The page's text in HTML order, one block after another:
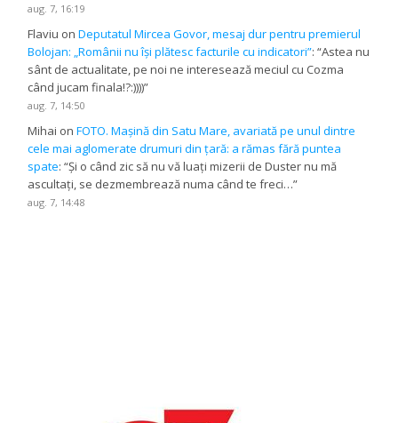
aug. 7, 16:19
Flaviu onDeputatul Mircea Govor, mesaj dur pentru premierul
Bolojan: „Românii nu își plătesc facturile cu indicatori”: “Astea nu
sânt de actualitate, pe noi ne interesează meciul cu Cozma
când jucam finala!?:))))”
aug. 7, 14:50
Mihai onFOTO. Mașină din Satu Mare, avariată pe unul dintre
cele mai aglomerate drumuri din țară: a rămas fără puntea
spate: “Și o când zic să nu vă luați mizerii de Duster nu mă
ascultați, se dezmembrează numa când te freci…”
aug. 7, 14:48